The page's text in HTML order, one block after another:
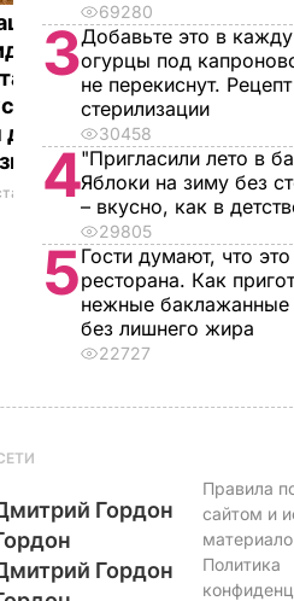
вяленые
к пицце,
и в подарок.
которая в
дешевле
08.44 БУЛЬВАР
"Что
Пишите
можно
второй
8 августа,
69280
3Добавьте это в
огурцы под
не перекиснут.
стерилизации
30458
4"Пригласили лето в
Яблоки на зиму без
– вкусно, как в
29805
5Гости думают, что
ресторана. Как
нежные баклажанные
без лишнего жира
22727
Гордон
Гордон
Правила
сайтом и
Политика